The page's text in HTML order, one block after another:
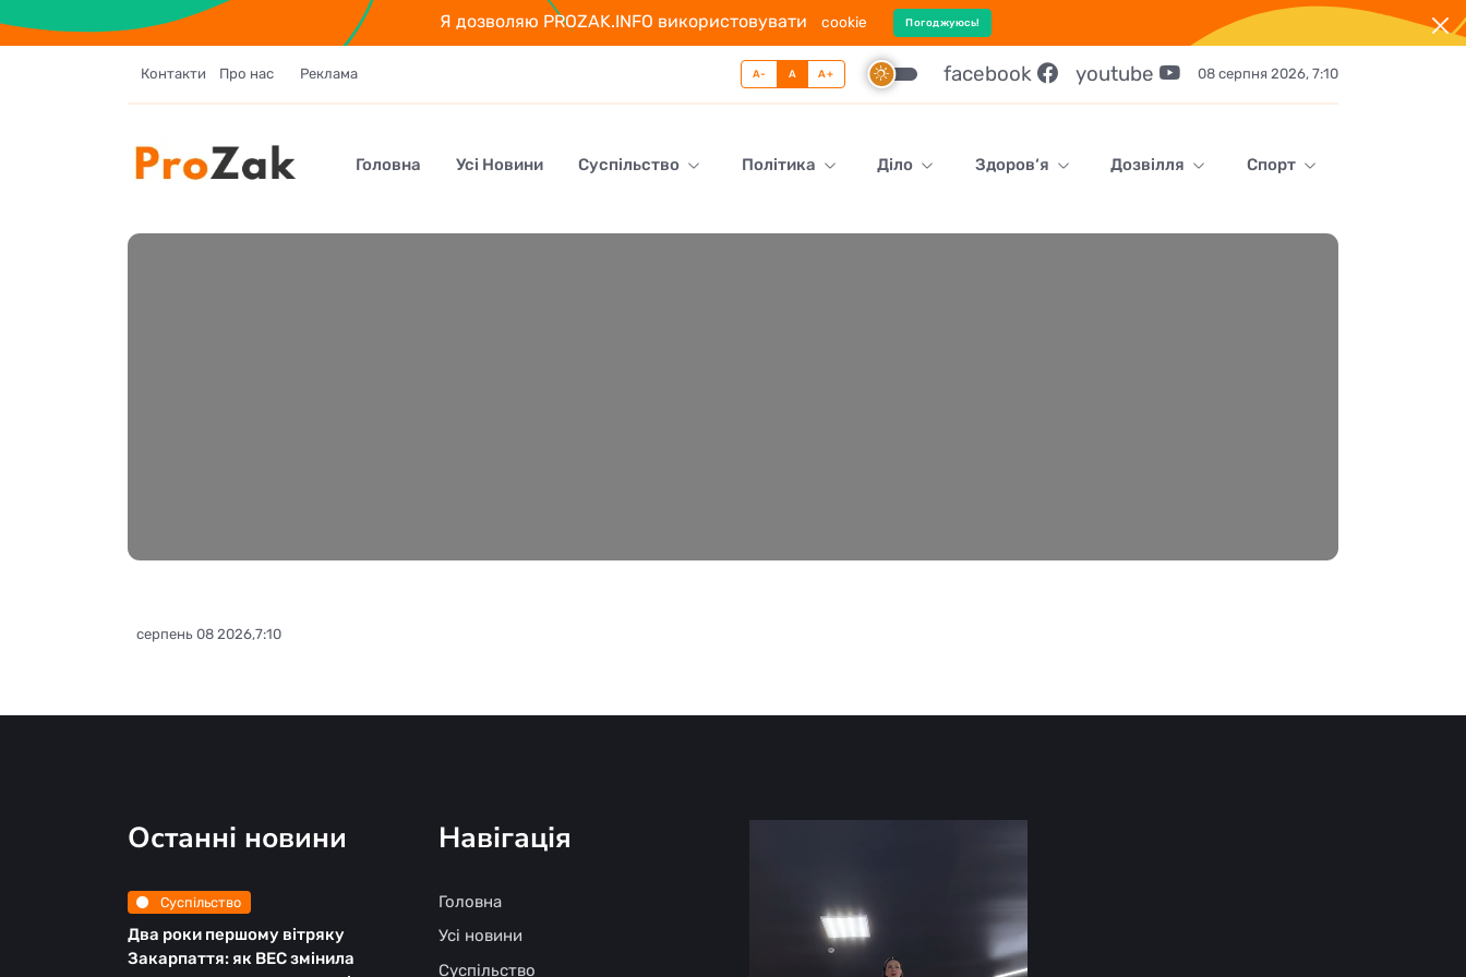
Я дозволяю PROZAK.INFO використовувати cookie Погоджуюсь!
Контакти Про нас Реклама A- A A+ facebook youtube 08 серпня 2026, 7:10
Головна Усі Новини Суспільство Політика Діло Здоров‘я Дозвілля Спорт
серпень 08 2026,7:10
Останні новини
Суспільство
Два роки першому вітряку
Закарпаття: як ВЕС змінила
Навігація
Головна
Усі новини
Суспільство